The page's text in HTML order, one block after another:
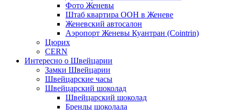
Фото Женевы
Штаб квартира ООН в Женеве
Женевский автосалон
Аэропорт Женевы Куантран (Cointrin)
Цюрих
CERN
Интересно о Швейцарии
Замки Швейцарии
Швейцарские часы
Швейцарский шоколад
Швейцарский шоколад
Бренды шоколада